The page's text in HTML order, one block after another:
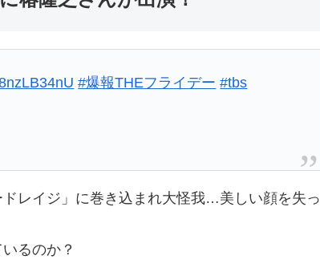
#爆報THEフライデー #tbs
レイジ」に巻き込まれ大怪我…美しい顔を失っ
るのか？